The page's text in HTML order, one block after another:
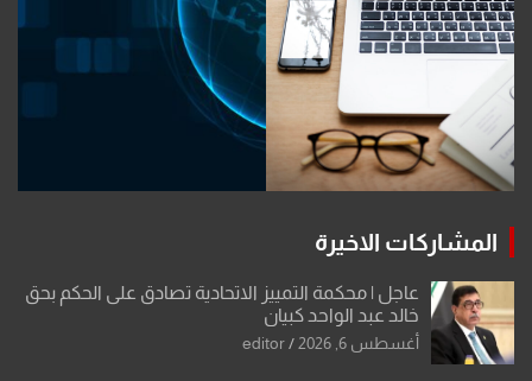
المشاركات الاخيرة
عاجل | محكمة التمييز الاتحادية تصادق على الحكم بحق
خالد عبد الواحد كبيان
أغسطس 6, 2026 editor